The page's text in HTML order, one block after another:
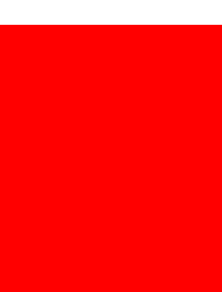
€599,00.€569,00.